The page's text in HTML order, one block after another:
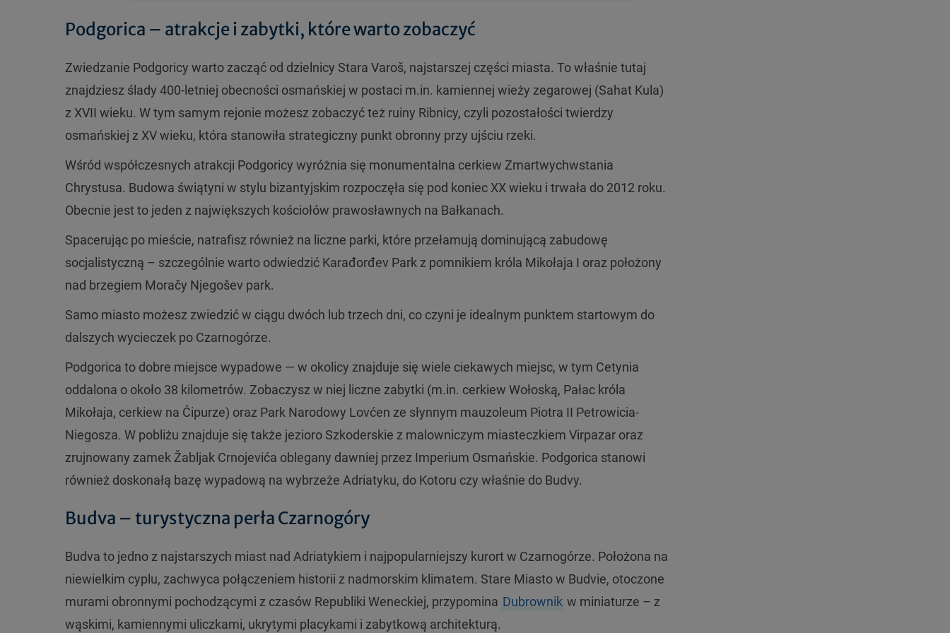
Podgorica – atrakcje i zabytki, które warto zobaczyć
Zwiedzanie Podgoricy warto zacząć od dzielnicy Stara Varoš, najstarszej części miasta. To właśnie tutaj
znajdziesz ślady 400-letniej obecności osmańskiej w postaci m.in. kamiennej wieży zegarowej (Sahat Kula)
z XVII wieku. W tym samym rejonie możesz zobaczyć też ruiny Ribnicy, czyli pozostałości twierdzy
osmańskiej z XV wieku, która stanowiła strategiczny punkt obronny przy ujściu rzeki.
Wśród współczesnych atrakcji Podgoricy wyróżnia się monumentalna cerkiew Zmartwychwstania
Chrystusa. Budowa świątyni w stylu bizantyjskim rozpoczęła się pod koniec XX wieku i trwała do 2012 roku.
Obecnie jest to jeden z największych kościołów prawosławnych na Bałkanach.
Spacerując po mieście, natrafisz również na liczne parki, które przełamują dominującą zabudowę
socjalistyczną – szczególnie warto odwiedzić Karađorđev Park z pomnikiem króla Mikołaja I oraz położony
nad brzegiem Moračy Njegošev park.
Samo miasto możesz zwiedzić w ciągu dwóch lub trzech dni, co czyni je idealnym punktem startowym do
dalszych wycieczek po Czarnogórze.
Podgorica to dobre miejsce wypadowe — w okolicy znajduje się wiele ciekawych miejsc, w tym Cetynia
oddalona o około 38 kilometrów. Zobaczysz w niej liczne zabytki (m.in. cerkiew Wołoską, Pałac króla
Mikołaja, cerkiew na Ćipurze) oraz Park Narodowy Lovćen ze słynnym mauzoleum Piotra II Petrowicia-
Niegosza. W pobliżu znajduje się także jezioro Szkoderskie z malowniczym miasteczkiem Virpazar oraz
zrujnowany zamek Žabljak Crnojevića oblegany dawniej przez Imperium Osmańskie. Podgorica stanowi
również doskonałą bazę wypadową na wybrzeże Adriatyku, do Kotoru czy właśnie do Budvy.
Budva – turystyczna perła Czarnogóry
Budva to jedno z najstarszych miast nad Adriatykiem i najpopularniejszy kurort w Czarnogórze. Położona na
niewielkim cyplu, zachwyca połączeniem historii z nadmorskim klimatem. Stare Miasto w Budvie, otoczone
murami obronnymi pochodzącymi z czasów Republiki Weneckiej, przypomina Dubrownik w miniaturze – z
wąskimi, kamiennymi uliczkami, ukrytymi placykami i zabytkową architekturą.